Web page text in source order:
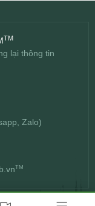
TM
lại thông tin
Zalo)
TM